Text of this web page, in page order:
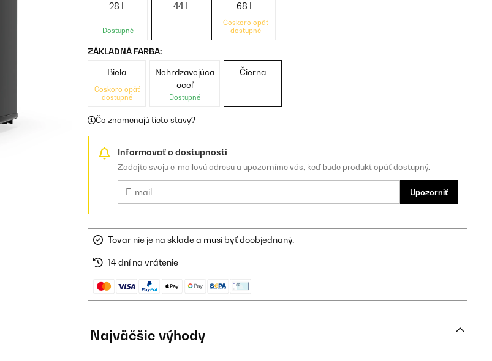
28 L
Dostupné
44 L 68 L
Čoskoro opäť
dostupné
ZÁKLADNÁ FARBA:
Biela
Čoskoro opäť
dostupné
Nehrdzavejúca
oceľ
Dostupné
Čierna
Čo znamenajú tieto stavy?
Informovať o dostupnosti
Zadajte svoju e-mailovú adresu a upozorníme vás, keď bude produkt opäť dostupný.
Upozorniť
Tovar nie je na sklade a musí byť doobjednaný.
14 dní na vrátenie
Najväčšie výhody